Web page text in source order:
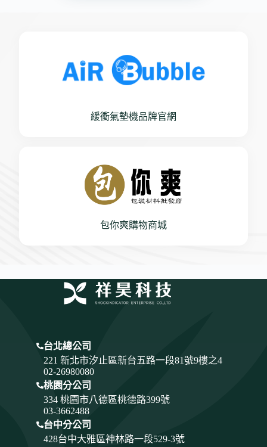
緩衝氣墊機品牌官網
包你爽購物商城
台北總公司
221 新北市汐止區新台五路一段81號9樓之4
02-26980080
桃園分公司
334 桃園市八德區桃德路399號
03-3662488
台中分公司
428台中大雅區神林路一段529-3號